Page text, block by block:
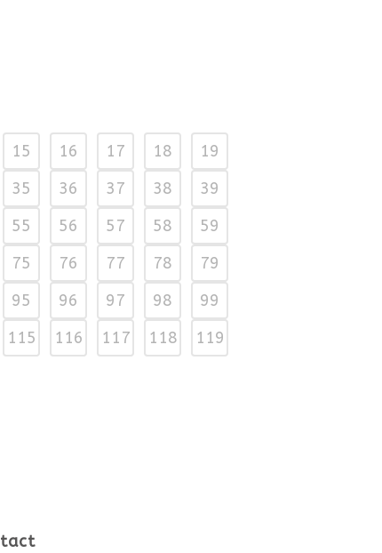
15 16 17 18
19
35 36 37 38
39
55 56 57 58
59
75 76 77 78
79
95 96 97 98
99
115 116 117 118
119